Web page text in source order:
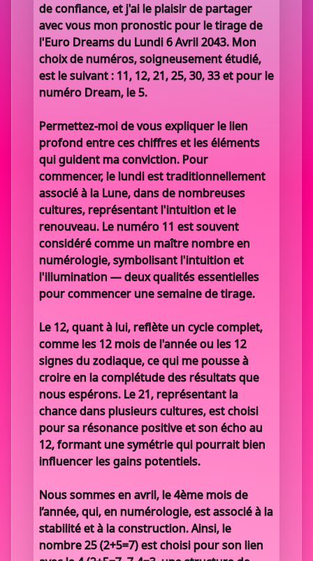
de confiance, et j'ai le plaisir de partager
avec vous mon pronostic pour le tirage de
l'Euro Dreams du Lundi 6 Avril 2043. Mon
choix de numéros, soigneusement étudié,
est le suivant : 11, 12, 21, 25, 30, 33 et pour le
numéro Dream, le 5.
Permettez-moi de vous expliquer le lien
profond entre ces chiffres et les éléments
qui guident ma conviction. Pour
commencer, le lundi est traditionnellement
associé à la Lune, dans de nombreuses
cultures, représentant l'intuition et le
renouveau. Le numéro 11 est souvent
considéré comme un maître nombre en
numérologie, symbolisant l'intuition et
l'illumination — deux qualités essentielles
pour commencer une semaine de tirage.
Le 12, quant à lui, reflète un cycle complet,
comme les 12 mois de l'année ou les 12
signes du zodiaque, ce qui me pousse à
croire en la complétude des résultats que
nous espérons. Le 21, représentant la
chance dans plusieurs cultures, est choisi
pour sa résonance positive et son écho au
12, formant une symétrie qui pourrait bien
influencer les gains potentiels.
Nous sommes en avril, le 4ème mois de
l’année, qui, en numérologie, est associé à la
stabilité et à la construction. Ainsi, le
nombre 25 (2+5=7) est choisi pour son lien